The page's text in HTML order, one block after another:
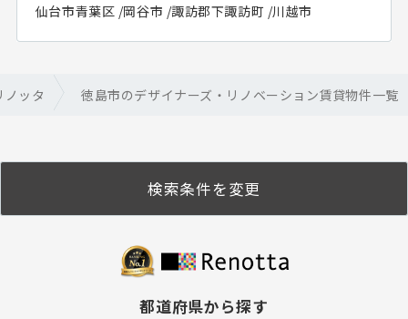
仙台市青葉区 /岡谷市 /諏訪郡下諏訪町 /川越市
ッタ 徳島市のデザイナーズ・リノベーション賃貸物件一覧
検索条件を変更
都道府県から探す